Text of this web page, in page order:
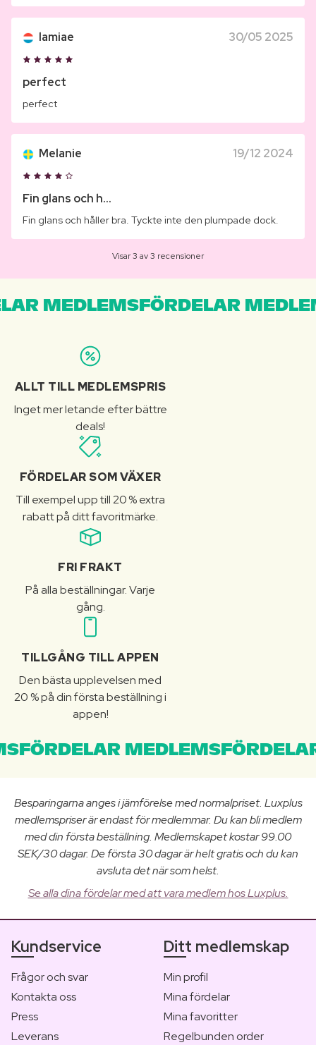
lamiae 30/05 2025
perfect
perfect
Melanie 19/12 2024
Fin glans och h...
Fin glans och håller bra. Tyckte inte den plumpade dock.
Visar 3 av 3 recensioner
MEDLEMSFÖRDELAR
ALLT TILL MEDLEMSPRIS
Inget mer letande efter bättre
deals!
FÖRDELAR SOM VÄXER
Till exempel upp till 20 % extra
rabatt på ditt favoritmärke.
FRI FRAKT
På alla beställningar. Varje
gång.
TILLGÅNG TILL APPEN
Den bästa upplevelsen med
20 % på din första beställning i
appen!
Besparingarna anges i jämförelse med normalpriset. Luxplus
medlemspriser är endast för medlemmar. Du kan bli medlem
med din första beställning. Medlemskapet kostar 99.00
SEK/30 dagar. De första 30 dagar är helt gratis och du kan
avsluta det när som helst.
Se alla dina fördelar med att vara medlem hos Luxplus.
Kundservice
Frågor och svar
Kontakta oss
Press
Leverans
Ditt medlemskap
Min profil
Mina fördelar
Mina favoritter
Regelbunden order